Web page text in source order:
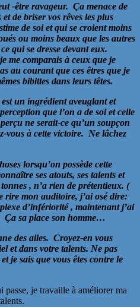
-être ravageur. Ça menace de
de briser vos rêves les plus
de soi et qui se croient moins
ou moins beaux que les autres
qui se dresse devant eux.
me comparais à ceux que je
au courant que ces êtres que je
bibittes dans leurs têtes.
un ingrédient aveuglant et
que l’on a de soi et celle
ne serait-ce qu’un soupçon
vous à cette victoire. Ne lâchez
lorsqu’on possède cette
ses atouts, ses talents et
, n’a rien de prétentieux. (
rire mon auditoire, j’ai osé dire:
d’infériorité , maintenant j’ai
sa place son homme…
des ailes. Croyez-en vous
et dans votre talents. Ne pas
je sais que vous êtes contre le
passe, je travaille à améliorer ma